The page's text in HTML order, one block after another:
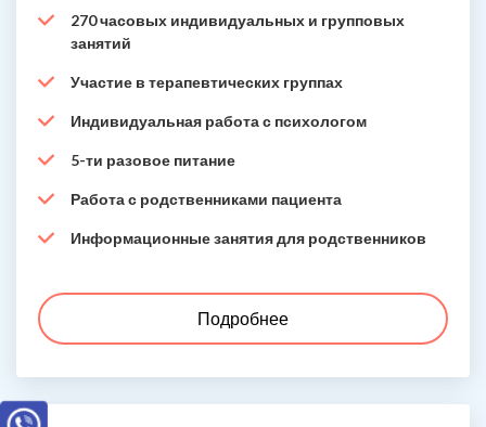
270 часовых индивидуальных и групповых
занятий
Участие в терапевтических группах
Индивидуальная работа с психологом
5-ти разовое питание
Работа с родственниками пациента
Информационные занятия для родственников
Подробнее